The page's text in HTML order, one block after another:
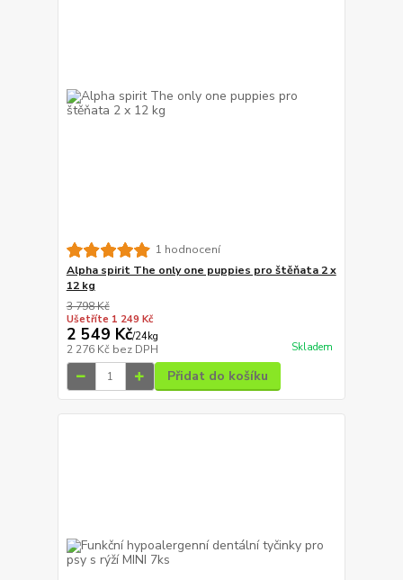
1 hodnocení
Alpha spirit The only one puppies pro štěňata 2 x
12 kg
3 798 Kč
Ušetříte 1 249 Kč
2 549 Kč/24kg
2 276 Kč bez DPH Skladem
Přidat do košíku